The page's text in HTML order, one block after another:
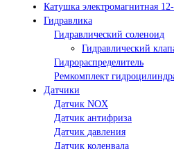
Катушка электромагнитная
Гидравлика
Гидравлический соленоид
Гидравлический
Гидрораспределитель
Ремкомплект
Датчики
Датчик NOX
Датчик антифриза
Датчик давления
Датчик коленвала